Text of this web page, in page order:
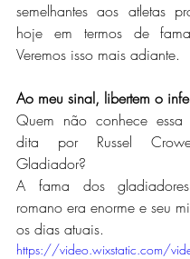
semelhantes aos atletas
hoje em termos de
Veremos isso mais adiante.
Ao meu sinal, libertem o
Quem não conhece essa
dita por Russel
Gladiador?
A fama dos
romano era enorme e seu
os dias atuais.
https://video.wixstatic.com/